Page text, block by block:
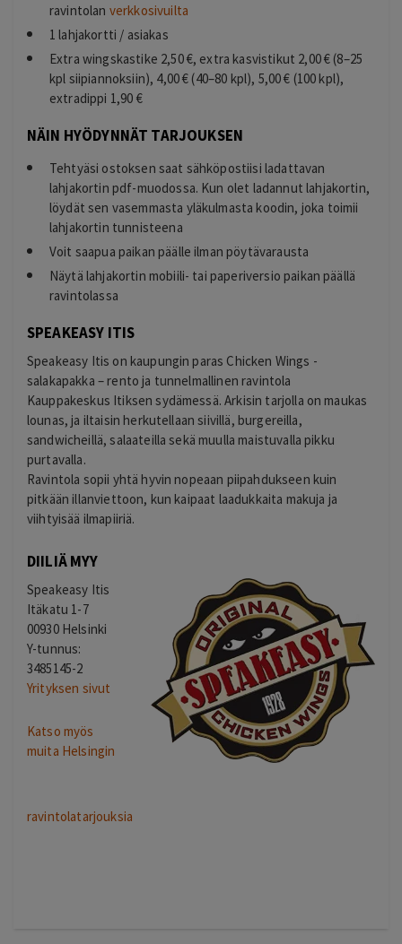
ravintolan verkkosivuilta
1 lahjakortti / asiakas
Extra wingskastike 2,50 €, extra kasvistikut 2,00 € (8–25
kpl siipiannoksiin), 4,00 € (40–80 kpl), 5,00 € (100 kpl),
extradippi 1,90 €
NÄIN HYÖDYNNÄT TARJOUKSEN
Tehtyäsi ostoksen saat sähköpostiisi ladattavan
lahjakortin pdf-muodossa. Kun olet ladannut lahjakortin,
löydät sen vasemmasta yläkulmasta koodin, joka toimii
lahjakortin tunnisteena
Voit saapua paikan päälle ilman pöytävarausta
Näytä lahjakortin mobiili- tai paperiversio paikan päällä
ravintolassa
SPEAKEASY ITIS
Speakeasy Itis on kaupungin paras Chicken Wings -
salakapakka – rento ja tunnelmallinen ravintola
Kauppakeskus Itiksen sydämessä. Arkisin tarjolla on maukas
lounas, ja iltaisin herkutellaan siivillä, burgereilla,
sandwicheillä, salaateilla sekä muulla maistuvalla pikku
purtavalla.
Ravintola sopii yhtä hyvin nopeaan piipahdukseen kuin
pitkään illanviettoon, kun kaipaat laadukkaita makuja ja
viihtyisää ilmapiiriä.
DIILIÄ MYY
Speakeasy Itis
Itäkatu 1-7
00930 Helsinki
Y-tunnus:
3485145-2
Yrityksen sivut
Katso myös
muita Helsingin
ravintolatarjouksia